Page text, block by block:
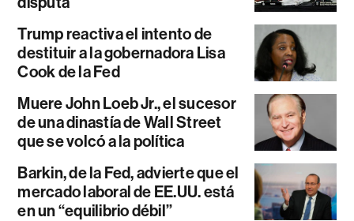
Trump reactiva el intento de
destituir a la gobernadora Lisa
Cook de la Fed
Muere John Loeb Jr., el sucesor
de una dinastía de Wall Street
que se volcó a la política
Barkin, de la Fed, advierte que el
mercado laboral de EE.UU. está
en un “equilibrio débil”